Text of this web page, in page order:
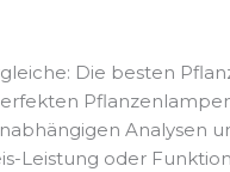
Die besten
Analysen
Leistung oder